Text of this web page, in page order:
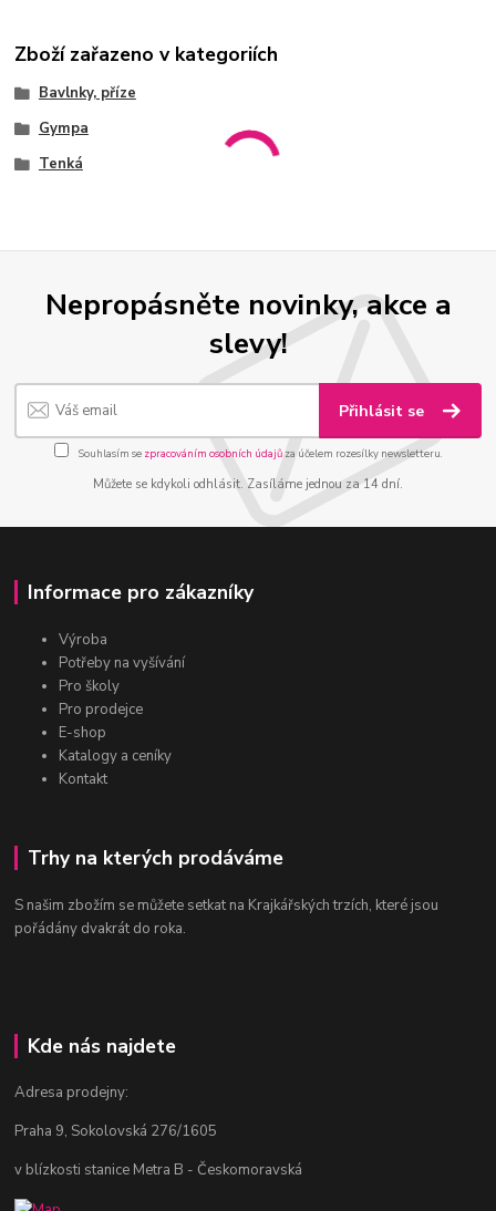
Zboží zařazeno v kategoriích
Bavlnky, příze
Gympa
Tenká
Nepropásněte novinky, akce a
slevy!
Přihlásit se
Souhlasím se zpracováním osobních údajůza účelem rozesílky newsletteru.
Můžete se kdykoli odhlásit. Zasíláme jednou za 14 dní.
Informace pro zákazníky
Výroba
Potřeby na vyšívání
Pro školy
Pro prodejce
E-shop
Katalogy a ceníky
Kontakt
Trhy na kterých prodáváme
S našim zbožím se můžete setkat na Krajkářských trzích, které jsou
pořádány dvakrát do roka.
Kde nás najdete
Adresa prodejny:
Praha 9, Sokolovská 276/1605
v blízkosti stanice Metra B - Českomoravská